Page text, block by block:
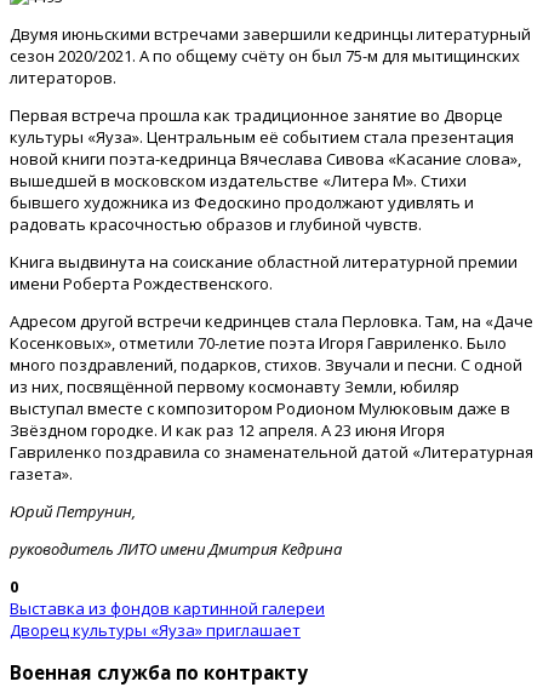
Двумя июньскими встречами завершили кедринцы литературный
сезон 2020/2021. А по общему счёту он был 75-м для мытищинских
литераторов.
Первая встреча прошла как традиционное занятие во Дворце
культуры «Яуза». Центральным её событием стала презентация
новой книги поэта-кедринца Вячеслава Сивова «Касание слова»,
вышедшей в московском издательстве «Литера М». Стихи
бывшего художника из Федоскино продолжают удивлять и
радовать красочностью образов и глубиной чувств.
Книга выдвинута на соискание областной литературной премии
имени Роберта Рождественского.
Адресом другой встречи кедринцев стала Перловка. Там, на «Даче
Косенковых», отметили 70-летие поэта Игоря Гавриленко. Было
много поздравлений, подарков, стихов. Звучали и песни. С одной
из них, посвящённой первому космонавту Земли, юбиляр
выступал вместе с композитором Родионом Мулюковым даже в
Звёздном городке. И как раз 12 апреля. А 23 июня Игоря
Гавриленко поздравила со знаменательной датой «Литературная
газета».
Юрий Петрунин,
руководитель ЛИТО имени Дмитрия Кедрина
0
Выставка из фондов картинной галереи
Дворец культуры «Яуза» приглашает
Военная служба по контракту